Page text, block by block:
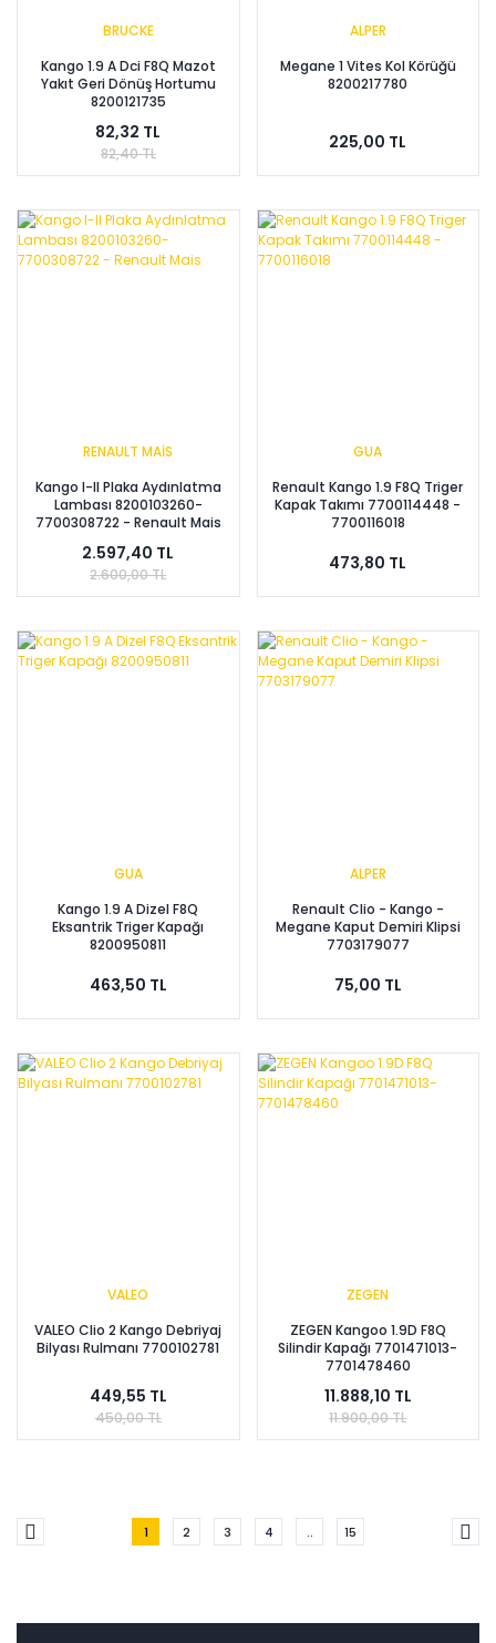
BRUCKE
Kango 1.9 A Dci F8Q Mazot
Yakıt Geri Dönüş Hortumu
8200121735
82,32 TL
82,40 TL
ALPER
Megane 1 Vites Kol Körüğü
8200217780
225,00 TL
RENAULT MAİS
Kango I-II Plaka Aydınlatma
Lambası 8200103260-
7700308722 - Renault Mais
2.597,40 TL
2.600,00 TL
GUA
Renault Kango 1.9 F8Q Triger
Kapak Takımı 7700114448 -
7700116018
473,80 TL
GUA
Kango 1.9 A Dizel F8Q
Eksantrik Triger Kapağı
8200950811
463,50 TL
ALPER
Renault Clio - Kango -
Megane Kaput Demiri Klipsi
7703179077
75,00 TL
VALEO
VALEO Clio 2 Kango Debriyaj
Bilyası Rulmanı 7700102781
449,55 TL
450,00 TL
ZEGEN
ZEGEN Kangoo 1.9D F8Q
Silindir Kapağı 7701471013-
7701478460
11.888,10 TL
11.900,00 TL
1 2 3 4 .. 15